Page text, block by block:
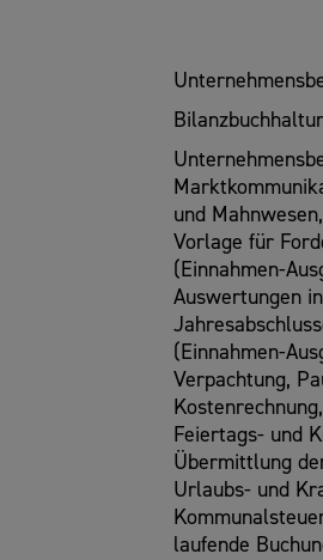
und
Vorlage für
(Einnahmen-
Auswertungen
(Einnahmen-
Verpachtung,
Feiertags- und
Übermittlung
Urlaubs- und
laufende